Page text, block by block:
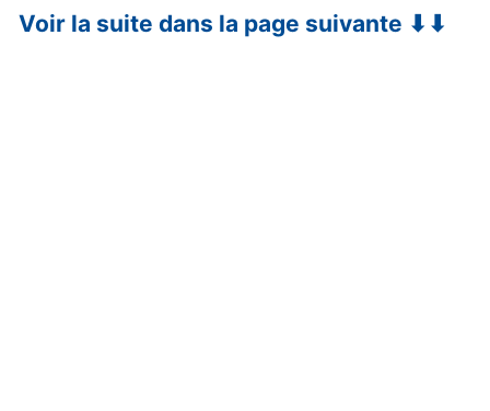
Voir la suite dans la page suivante ⬇⬇